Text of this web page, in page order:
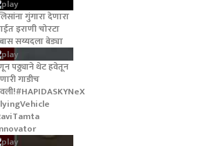
गुंगारा देणारा
इराणी चोरटा
सय्यदला बेड्या
पठ्ठ्याने थेट हवेतून
गाडीच